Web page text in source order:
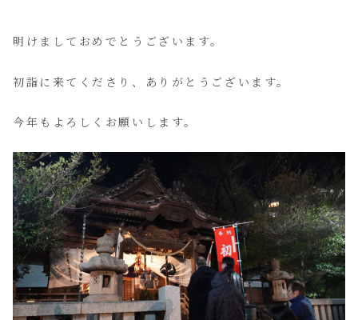
明けましておめでとうございます。
初詣に来てくださり、ありがとうございます。
今年もよろしくお願いします。